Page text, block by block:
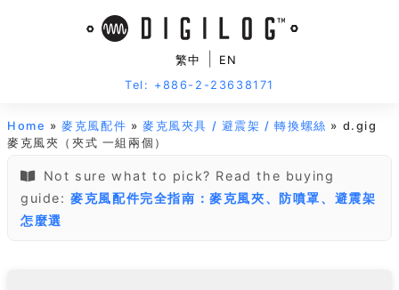
繁中
EN
Tel: +886-2-23638171
Home »麥克風配件 »麥克風夾具 / 避震架 / 轉換螺絲 » d.gig
麥克風夾（夾式 一組兩個）
Not sure what to pick? Read the buying
guide: 麥克風配件完全指南：麥克風夾、防噴罩、避震架
怎麼選